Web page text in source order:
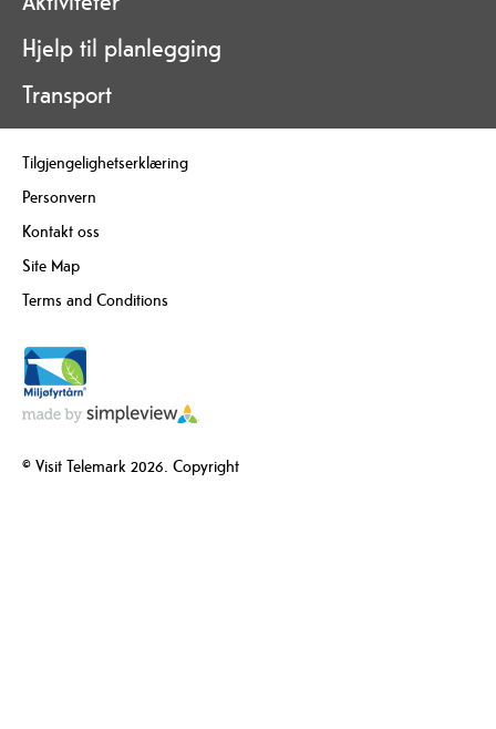
Hjelp til planlegging
Transport
Tilgjengelighetserklæring
Personvern
Kontakt oss
Site Map
Terms and Conditions
© Visit Telemark 2026. Copyright